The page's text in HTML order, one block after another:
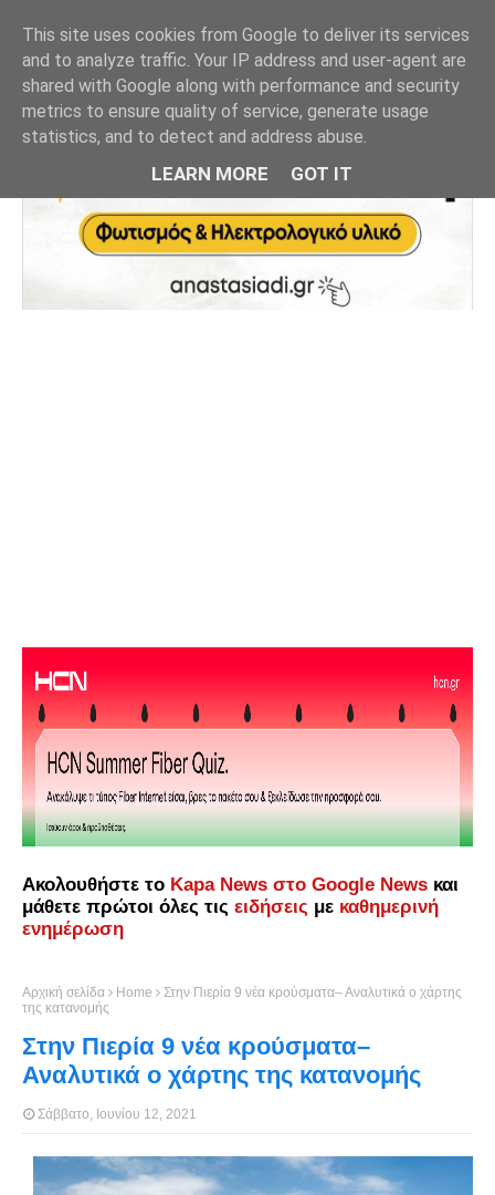
Ακολουθήστε το Kapa News στο Google News και
μάθετε πρώτοι όλες τις ειδήσεις με καθημερινή
ενημέρωση
Αρχική σελίδα Home
Στην Πιερία 9 νέα κρούσματα– Αναλυτικά ο χάρτης
της κατανομής
Στην Πιερία 9 νέα κρούσματα–
Αναλυτικά ο χάρτης της κατανομής
Σάββατο, Ιουνίου 12, 2021
This site uses cookies from Google to deliver its services
and to analyze traffic. Your IP address and user-agent are
shared with Google along with performance and security
metrics to ensure quality of service, generate usage
statistics, and to detect and address abuse.
LEARN MORE GOT IT